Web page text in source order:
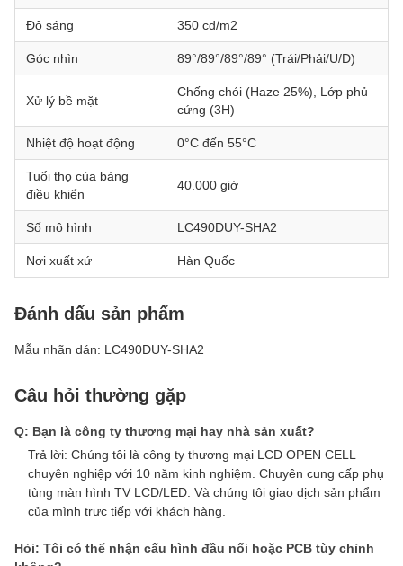
Độ sáng 350 cd/m2
Góc nhìn 89°/89°/89°/89° (Trái/Phải/U/D)
Xử lý bề mặt
Chống chói (Haze 25%), Lớp phủ
cứng (3H)
Nhiệt độ hoạt động 0°C đến 55°C
Tuổi thọ của bảng
điều khiển
40.000 giờ
Số mô hình LC490DUY-SHA2
Nơi xuất xứ Hàn Quốc
Đánh dấu sản phẩm
Mẫu nhãn dán: LC490DUY-SHA2
Câu hỏi thường gặp
Q: Bạn là công ty thương mại hay nhà sản xuất?
Trả lời: Chúng tôi là công ty thương mại LCD OPEN CELL
chuyên nghiệp với 10 năm kinh nghiệm. Chuyên cung cấp phụ
tùng màn hình TV LCD/LED. Và chúng tôi giao dịch sản phẩm
của mình trực tiếp với khách hàng.
Hỏi: Tôi có thể nhận cấu hình đầu nối hoặc PCB tùy chỉnh